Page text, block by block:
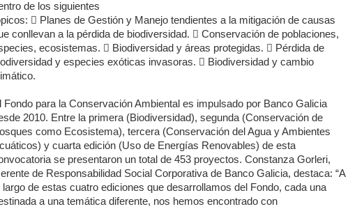
de los siguientes
 Planes de Gestión y Manejo tendientes a la mitigación de causas
conllevan a la pérdida de biodiversidad.  Conservación de poblaciones,
ecosistemas.  Biodiversidad y áreas protegidas.  Pérdida de
y especies exóticas invasoras.  Biodiversidad y cambio
Fondo para la Conservación Ambiental es impulsado por Banco Galicia
2010. Entre la primera (Biodiversidad), segunda (Conservación de
como Ecosistema), tercera (Conservación del Agua y Ambientes
y cuarta edición (Uso de Energías Renovables) de esta
se presentaron un total de 453 proyectos. Constanza Gorleri,
de Responsabilidad Social Corporativa de Banco Galicia, destaca: “A
largo de estas cuatro ediciones que desarrollamos del Fondo, cada una
a una temática diferente, nos hemos encontrado con